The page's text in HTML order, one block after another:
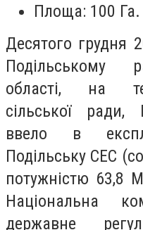
Площа: 100 Га.
Десятого грудня
Подільському
області, на
сільської ради,
ввело в
Подільську СЕС
потужністю 63,8
Національна
державне